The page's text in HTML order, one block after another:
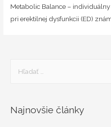
Metabolic Balance –
pri erektilnej dysfunkcii (ED)
dNajnovšie články